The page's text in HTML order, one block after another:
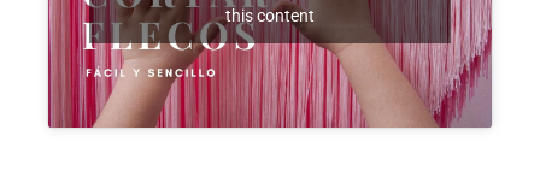
this content